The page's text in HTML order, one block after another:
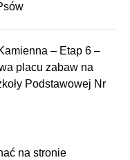
– Etap 6 –
placu zabaw na
Podstawowej Nr
na stronie